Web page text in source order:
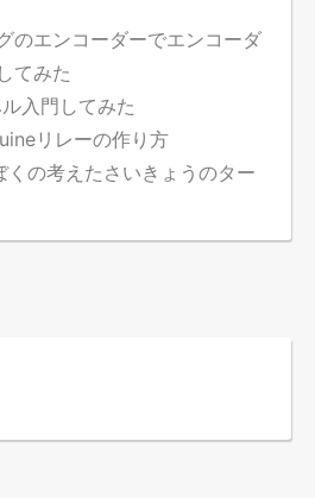
のエンコーダーでエンコーダ
てみた
入門してみた
リレーの作り方
の考えたさいきょうのター